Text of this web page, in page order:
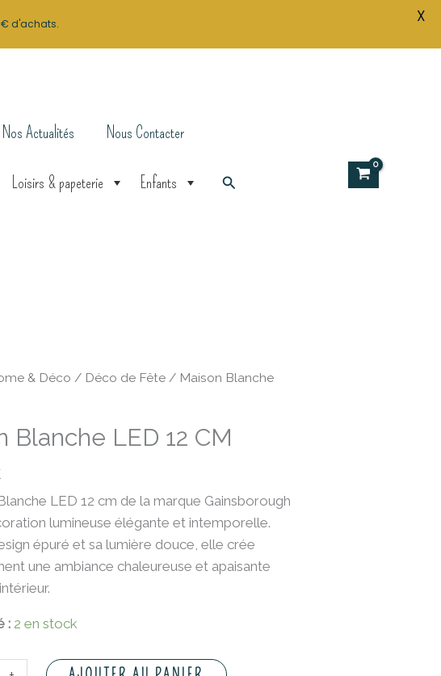
Nos Actualités Nous Contacter
Loisirs & papeterie Enfants Rechercher
& Déco / Déco de Fête/ Maison Blanche
Blanche LED 12 CM
LED 12 cm de la marque Gainsborough
lumineuse élégante et intemporelle.
épuré et sa lumière douce, elle crée
une ambiance chaleureuse et apaisante
: 2 en stock
d'achats. X